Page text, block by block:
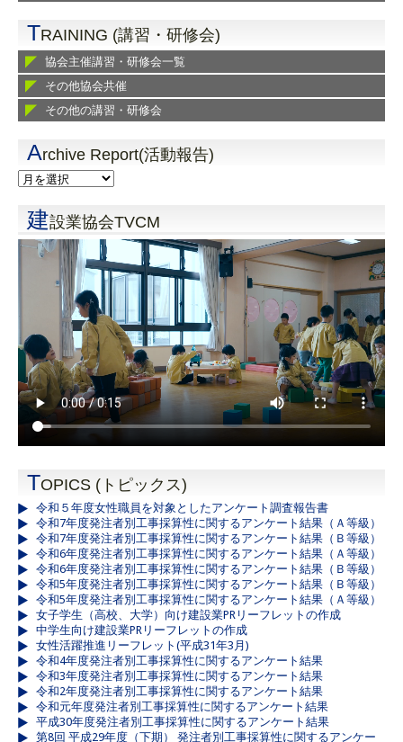
TRAINING (講習・研修会)
協会主催講習・研修会一覧
その他協会共催
その他の講習・研修会
Archive Report(活動報告)
建設業協会TVCM
TOPICS (トピックス)
令和５年度女性職員を対象としたアンケート調査報告書
令和7年度発注者別工事採算性に関するアンケート結果（Ａ等級）
令和7年度発注者別工事採算性に関するアンケート結果（Ｂ等級）
令和6年度発注者別工事採算性に関するアンケート結果（Ａ等級）
令和6年度発注者別工事採算性に関するアンケート結果（Ｂ等級）
令和5年度発注者別工事採算性に関するアンケート結果（Ｂ等級）
令和5年度発注者別工事採算性に関するアンケート結果（Ａ等級）
女子学生（高校、大学）向け建設業PRリーフレットの作成
中学生向け建設業PRリーフレットの作成
女性活躍推進リーフレット(平成31年3月)
令和4年度発注者別工事採算性に関するアンケート結果
令和3年度発注者別工事採算性に関するアンケート結果
令和2年度発注者別工事採算性に関するアンケート結果
令和元年度発注者別工事採算性に関するアンケート結果
平成30年度発注者別工事採算性に関するアンケート結果
第8回 平成29年度（下期） 発注者別工事採算性に関するアンケー